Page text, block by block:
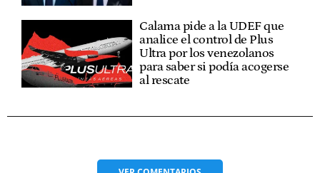
Calama pide a la UDEF que
analice el control de Plus
Ultra por los venezolanos
para saber si podía acogerse
al rescate